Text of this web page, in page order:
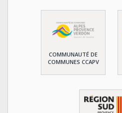
COMMUNAUTÉ DE
COMMUNES CCAPV